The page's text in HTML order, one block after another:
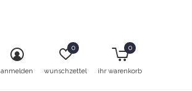
anmelden wunschzettel
0
ihr warenkorb
0